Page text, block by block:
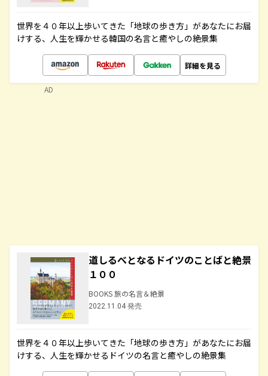
世界を４０年以上歩いてきた「地球の歩き方」があなたにお届
けする、人生を輝かせる韓国の名言と癒やしの絶景集
詳細を見る
道しるべとなるドイツのことばと絶景
１００
BOOKS 旅の名言＆絶景
2022.11.04 発売
世界を４０年以上歩いてきた「地球の歩き方」があなたにお届
けする、人生を輝かせるドイツの名言と癒やしの絶景集
AD